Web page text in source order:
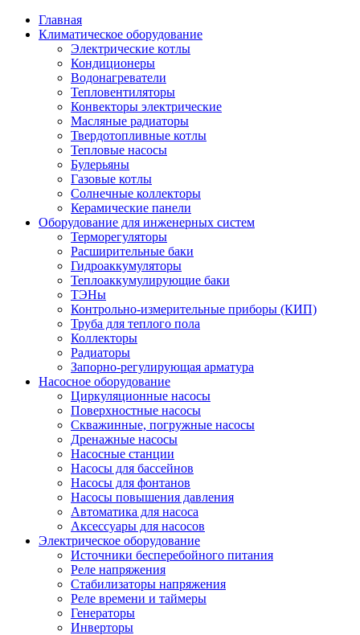
Главная
Климатическое оборудование
Электрические котлы
Кондиционеры
Водонагреватели
Тепловентиляторы
Конвекторы электрические
Масляные радиаторы
Твердотопливные котлы
Тепловые насосы
Булерьяны
Газовые котлы
Солнечные коллекторы
Керамические панели
Оборудование для инженерных систем
Терморегуляторы
Расширительные баки
Гидроаккумуляторы
Теплоаккумулирующие баки
ТЭНы
Контрольно-измерительные приборы (КИП)
Труба для теплого пола
Коллекторы
Радиаторы
Запорно-регулирующая арматура
Насосное оборудование
Циркуляционные насосы
Поверхностные насосы
Скважинные, погружные насосы
Дренажные насосы
Насосные станции
Насосы для бассейнов
Насосы для фонтанов
Насосы повышения давления
Автоматика для насоса
Аксессуары для насосов
Электрическое оборудование
Источники бесперебойного питания
Реле напряжения
Стабилизаторы напряжения
Реле времени и таймеры
Генераторы
Инверторы